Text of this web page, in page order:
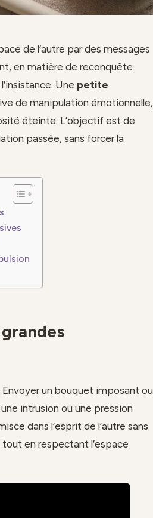
de l’autre par des messages
en matière de reconquête
Une petite
de manipulation émotionnelle,
éteinte. L’objectif est de
passée, sans forcer la
un bouquet imposant ou
intrusion ou une pression
dans l’esprit de l’autre sans
tout en respectant l’espace